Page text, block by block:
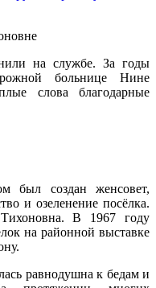
на службе. За годы
больнице Нине
слова благодарные
был создан женсовет,
и озеленение посёлка.
В 1967 году
на районной выставке
равнодушна к бедам и